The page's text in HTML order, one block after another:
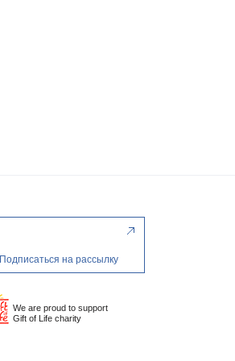
Подписаться на рассылку
We are proud to support
Gift of Life charity